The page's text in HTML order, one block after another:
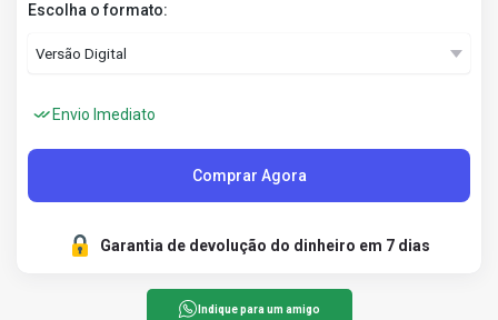
Escolha o formato:
Envio Imediato
Comprar Agora
Garantia de devolução do dinheiro em 7 dias
Indique para um amigo